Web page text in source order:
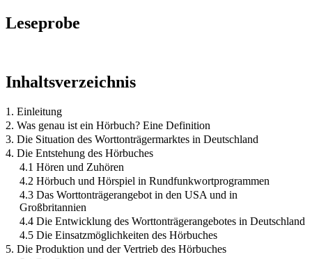
Leseprobe
Inhaltsverzeichnis
1. Einleitung
2. Was genau ist ein Hörbuch? Eine Definition
3. Die Situation des Worttonträgermarktes in Deutschland
4. Die Entstehung des Hörbuches
4.1 Hören und Zuhören
4.2 Hörbuch und Hörspiel in Rundfunkwortprogrammen
4.3 Das Worttonträgerangebot in den USA und in
Großbritannien
4.4 Die Entwicklung des Worttonträgerangebotes in Deutschland
4.5 Die Einsatzmöglichkeiten des Hörbuches
5. Die Produktion und der Vertrieb des Hörbuches